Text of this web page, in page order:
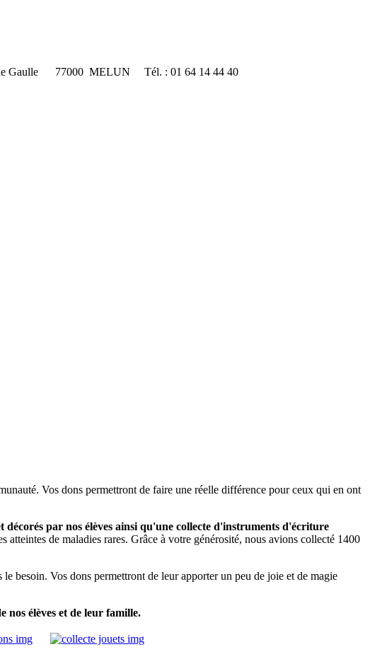
de Gaulle 77000 MELUN Tél. : 01 64 14 44 40
Vos dons permettront de faire une réelle différence pour ceux qui en ont
décorés par nos élèves ainsi qu'une collecte d'instruments d'écriture
de maladies rares. Grâce à votre générosité, nous avions collecté 1400
le besoin. Vos dons permettront de leur apporter un peu de joie et de magie
nos élèves et de leur famille.